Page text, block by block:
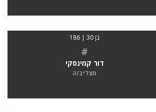
בן 30 | 186
#
דור קמינסקי
מצליב/ה